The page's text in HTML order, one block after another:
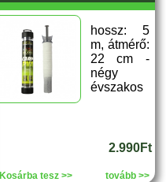
hossz: 5
m, átmérő:
22 cm -
négy
évszakos
2.990Ft
Kosárba tesz >> tovább >>